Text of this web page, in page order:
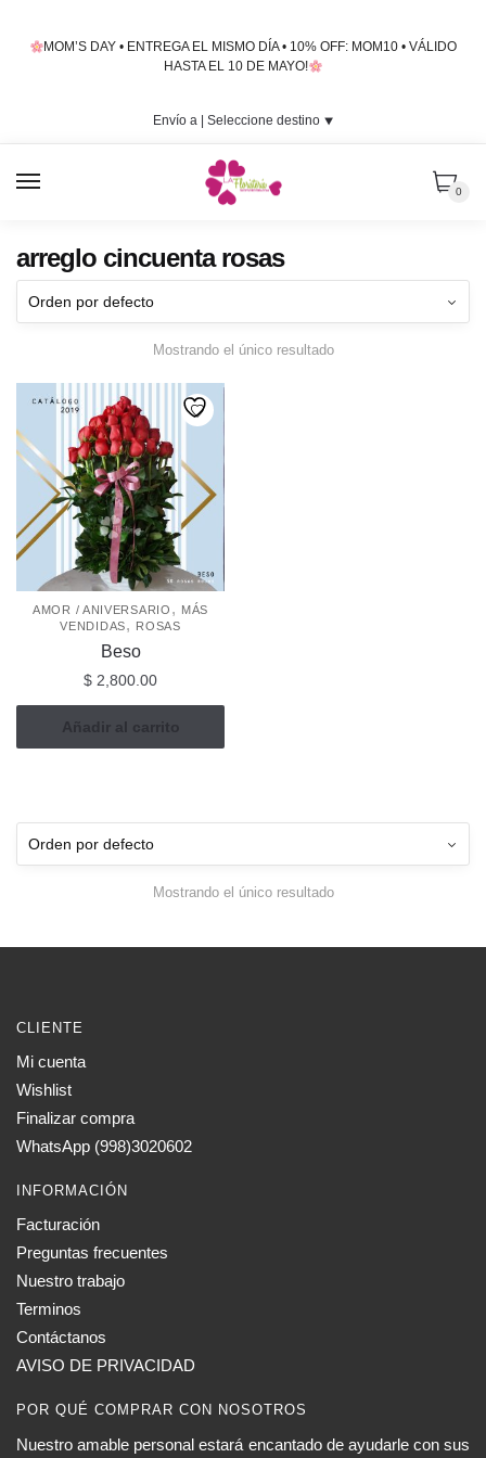
MOM’S DAY • ENTREGA EL MISMO DÍA • 10% OFF: MOM10 • VÁLIDO
HASTA EL 10 DE MAYO!
Envío a | Seleccione destino⯆
0
arreglo cincuenta rosas
Mostrando el único resultado
AMOR / ANIVERSARIO , MÁS
VENDIDAS, ROSAS
Beso
$ 2,800.00
Añadir al carrito
Mostrando el único resultado
CLIENTE
Mi cuenta
Wishlist
Finalizar compra
WhatsApp (998)3020602
INFORMACIÓN
Facturación
Preguntas frecuentes
Nuestro trabajo
Terminos
Contáctanos
AVISO DE PRIVACIDAD
POR QUÉ COMPRAR CON NOSOTROS
Nuestro amable personal estará encantado de ayudarle con sus